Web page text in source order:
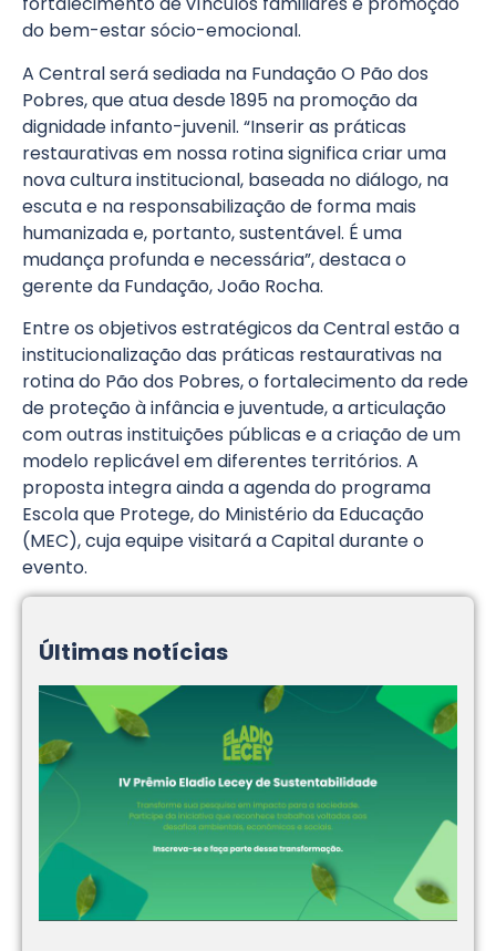
do bem-estar sócio-emocional.
A Central será sediada na Fundação O Pão dos
Pobres, que atua desde 1895 na promoção da
dignidade infanto-juvenil. “Inserir as práticas
restaurativas em nossa rotina significa criar uma
nova cultura institucional, baseada no diálogo, na
escuta e na responsabilização de forma mais
humanizada e, portanto, sustentável. É uma
mudança profunda e necessária”, destaca o
gerente da Fundação, João Rocha.
Entre os objetivos estratégicos da Central estão a
institucionalização das práticas restaurativas na
rotina do Pão dos Pobres, o fortalecimento da rede
de proteção à infância e juventude, a articulação
com outras instituições públicas e a criação de um
modelo replicável em diferentes territórios. A
proposta integra ainda a agenda do programa
Escola que Protege, do Ministério da Educação
(MEC), cuja equipe visitará a Capital durante o
evento.
Últimas notícias